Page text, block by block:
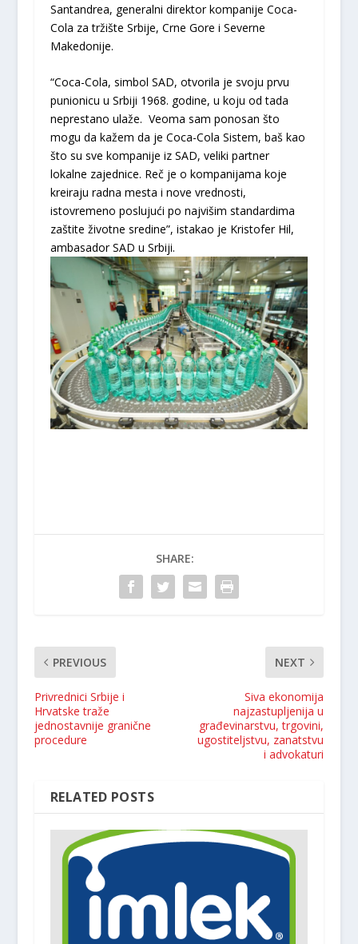
Santandrea, generalni direktor kompanije Coca-
Cola za tržište Srbije, Crne Gore i Severne
Makedonije.
“Coca-Cola, simbol SAD, otvorila je svoju prvu
punionicu u Srbiji 1968. godine, u koju od tada
neprestano ulaže. Veoma sam ponosan što
mogu da kažem da je Coca-Cola Sistem, baš kao
što su sve kompanije iz SAD, veliki partner
lokalne zajednice. Reč je o kompanijama koje
kreiraju radna mesta i nove vrednosti,
istovremeno poslujući po najvišim standardima
zaštite životne sredine”, istakao je Kristofer Hil,
ambasador SAD u Srbiji.
SHARE:
PREVIOUS
Privrednici Srbije i
Hrvatske traže
jednostavnije granične
procedure
NEXT
Siva ekonomija
najzastupljenija u
građevinarstvu, trgovini,
ugostiteljstvu, zanatstvu
i advokaturi
RELATED POSTS